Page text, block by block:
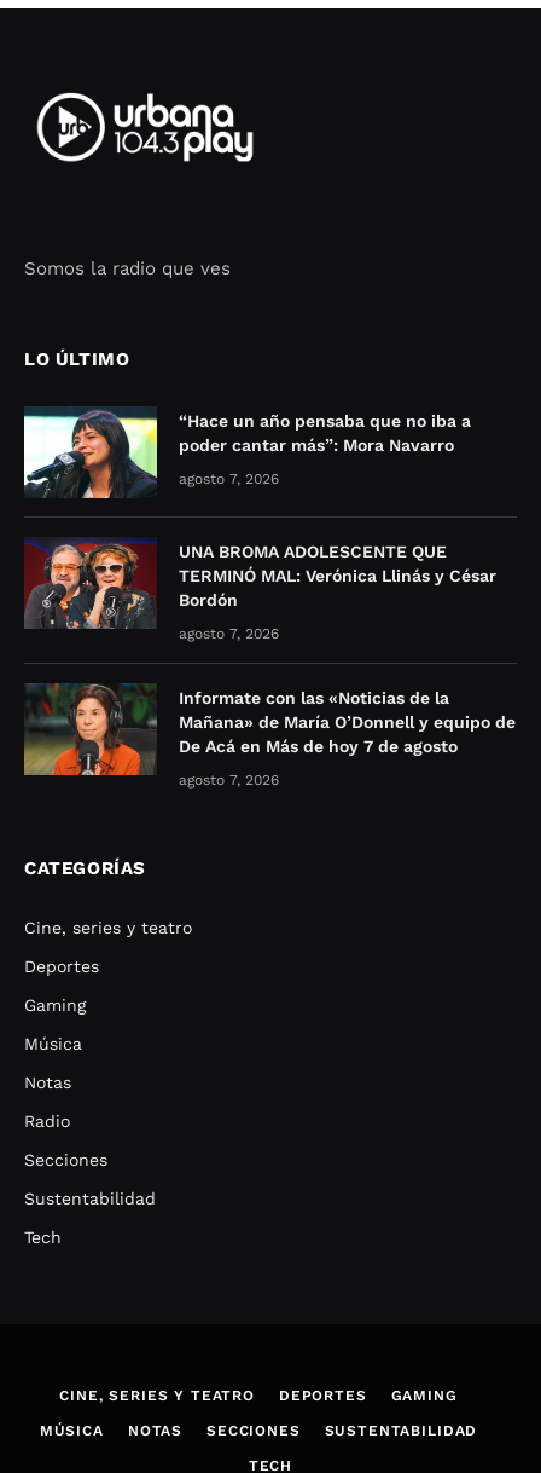
Somos la radio que ves
LO ÚLTIMO
“Hace un año pensaba que no iba a
poder cantar más”: Mora Navarro
agosto 7, 2026
UNA BROMA ADOLESCENTE QUE
TERMINÓ MAL: Verónica Llinás y César
Bordón
agosto 7, 2026
Informate con las «Noticias de la
Mañana» de María O’Donnell y equipo de
De Acá en Más de hoy 7 de agosto
agosto 7, 2026
CATEGORÍAS
Cine, series y teatro
Deportes
Gaming
Música
Notas
Radio
Secciones
Sustentabilidad
Tech
CINE, SERIES Y TEATRO DEPORTES GAMING
MÚSICA NOTAS SECCIONES SUSTENTABILIDAD
TECH